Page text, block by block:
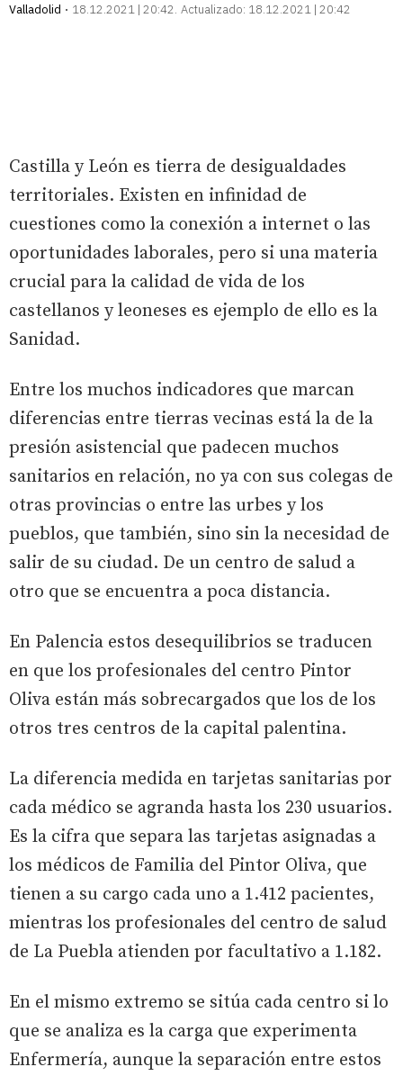
Valladolid
18.12.2021 | 20:42 Actualizado: 18.12.2021 | 20:42
Castilla y León es tierra de desigualdades
territoriales. Existen en infinidad de
cuestiones como la conexión a internet o las
oportunidades laborales, pero si una materia
crucial para la calidad de vida de los
castellanos y leoneses es ejemplo de ello es la
Sanidad.
Entre los muchos indicadores que marcan
diferencias entre tierras vecinas está la de la
presión asistencial que padecen muchos
sanitarios en relación, no ya con sus colegas de
otras provincias o entre las urbes y los
pueblos, que también, sino sin la necesidad de
salir de su ciudad. De un centro de salud a
otro que se encuentra a poca distancia.
En Palencia estos desequilibrios se traducen
en que los profesionales del centro Pintor
Oliva están más sobrecargados que los de los
otros tres centros de la capital palentina.
La diferencia medida en tarjetas sanitarias por
cada médico se agranda hasta los 230 usuarios.
Es la cifra que separa las tarjetas asignadas a
los médicos de Familia del Pintor Oliva, que
tienen a su cargo cada uno a 1.412 pacientes,
mientras los profesionales del centro de salud
de La Puebla atienden por facultativo a 1.182.
En el mismo extremo se sitúa cada centro si lo
que se analiza es la carga que experimenta
Enfermería, aunque la separación entre estos